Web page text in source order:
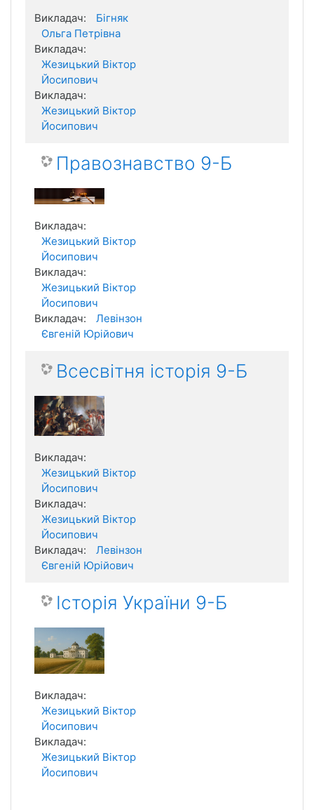
Викладач:
Бігняк
Ольга Петрівна
Викладач:
Жезицький Віктор
Йосипович
Викладач:
Жезицький Віктор
Йосипович
Правознавство 9-Б
Викладач:
Жезицький Віктор
Йосипович
Викладач:
Жезицький Віктор
Йосипович
Викладач:
Левінзон
Євгеній Юрійович
Всесвітня історія 9-Б
Викладач:
Жезицький Віктор
Йосипович
Викладач:
Жезицький Віктор
Йосипович
Викладач:
Левінзон
Євгеній Юрійович
Історія України 9-Б
Викладач:
Жезицький Віктор
Йосипович
Викладач:
Жезицький Віктор
Йосипович